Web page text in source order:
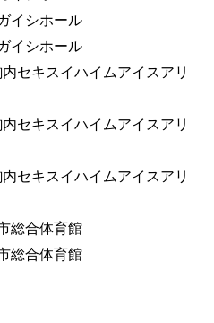
イシホール
イシホール
セキスイハイムアイスアリ
セキスイハイムアイスアリ
セキスイハイムアイスアリ
総合体育館
総合体育館